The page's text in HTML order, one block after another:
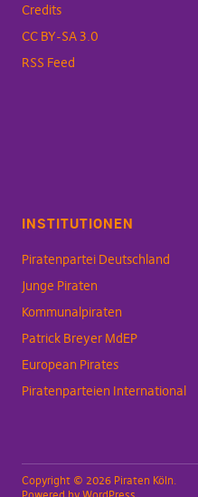
Credits
CC BY-SA 3.0
RSS Feed
INSTITUTIONEN
Piratenpartei Deutschland
Junge Piraten
Kommunalpiraten
Patrick Breyer MdEP
European Pirates
Piratenparteien International
Copyright © 2026 Piraten Köln